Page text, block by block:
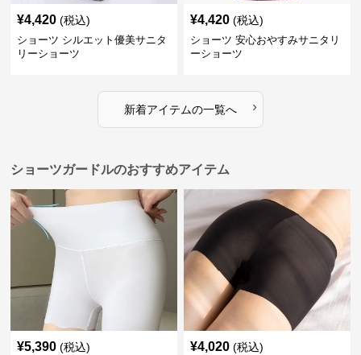
¥4,420 (税込)
ショーツ シルエット優美サニタ
リーショーツ
¥4,420 (税込)
ショーツ 安心おやすみサニタリ
ーショーツ
新着アイテムの一覧へ ›
ショーツガードルのおすすめアイテム
¥5,390 (税込) ¥4,020 (税込)